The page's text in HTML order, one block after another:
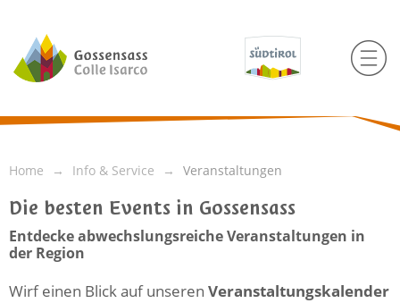
Home Info & Service Veranstaltungen
Die besten Events in Gossensass
Entdecke abwechslungsreiche Veranstaltungen in
der Region
Wirf einen Blick auf unseren Veranstaltungskalender